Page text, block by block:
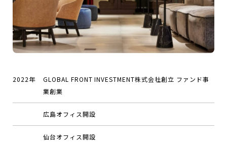
2022年
GLOBAL FRONT INVESTMENT株式会社創立 ファンド事
業創業
広島オフィス開設
仙台オフィス開設